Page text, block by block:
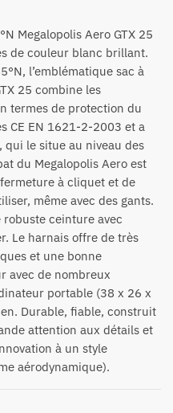
Megalopolis Aero GTX 25
de couleur blanc brillant.
l’emblématique sac à
25 combine les
termes de protection du
CE EN 1621-2-2003 et a
qui le situe au niveau des
du Megalopolis Aero est
à cliquet et de
même avec des gants.
ceinture avec
Le harnais offre de très
et une bonne
avec de nombreux
portable (38 x 26 x
Durable, fiable, construit
attention aux détails et
à un style
aérodynamique).